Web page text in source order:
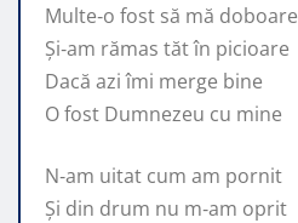
Multe‑o fost să mă doboare
Și‑am rămas tăt în picioare
Dacă azi îmi merge bine
O fost Dumnezeu cu mine
N‑am uitat cum am pornit
Și din drum nu m‑am oprit